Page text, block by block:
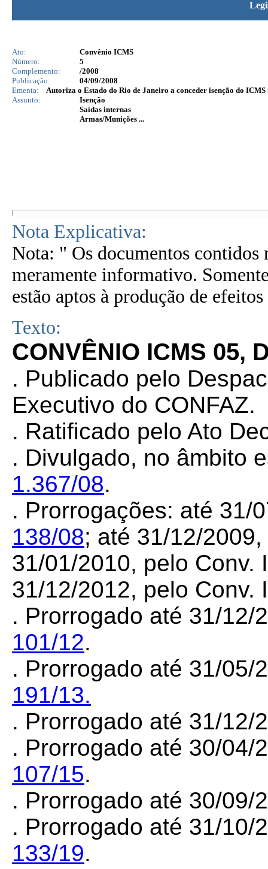
Ato:
Convênio ICMS
Número:
5
Complemento:
/2008
Publicação:
04/09/2008
Ementa:
Autoriza o Estado do Rio de Janeiro a conceder isenção do
Assunto:
Isenção
Saídas internas
Armas/Munições ...
Nota Explicativa:
Nota: " Os documentos contidos
meramente informativo.
estão aptos à produção de
Texto:
CONVÊNIO ICMS 05,
. Publicado pelo
Executivo do CONFAZ.
. Ratificado pelo Ato
. Divulgado, no âmbito
1.367/08.
. Prorrogações: até 31/
138/08; até 31/12/
31/01/2010, pelo Conv.
31/12/2012, pelo Conv.
. Prorrogado até 31/12/
101/12.
. Prorrogado até 31/05/
191/13.
. Prorrogado até 31/
. Prorrogado até 30/04/
107/15.
. Prorrogado até 30/
. Prorrogado até 31/10/
133/19.